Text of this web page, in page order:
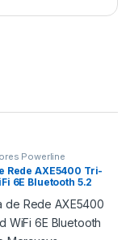
Powerline
Rede AXE5400 Tri-
6E Bluetooth 5.2